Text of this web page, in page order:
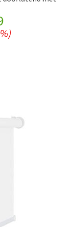
Current
price